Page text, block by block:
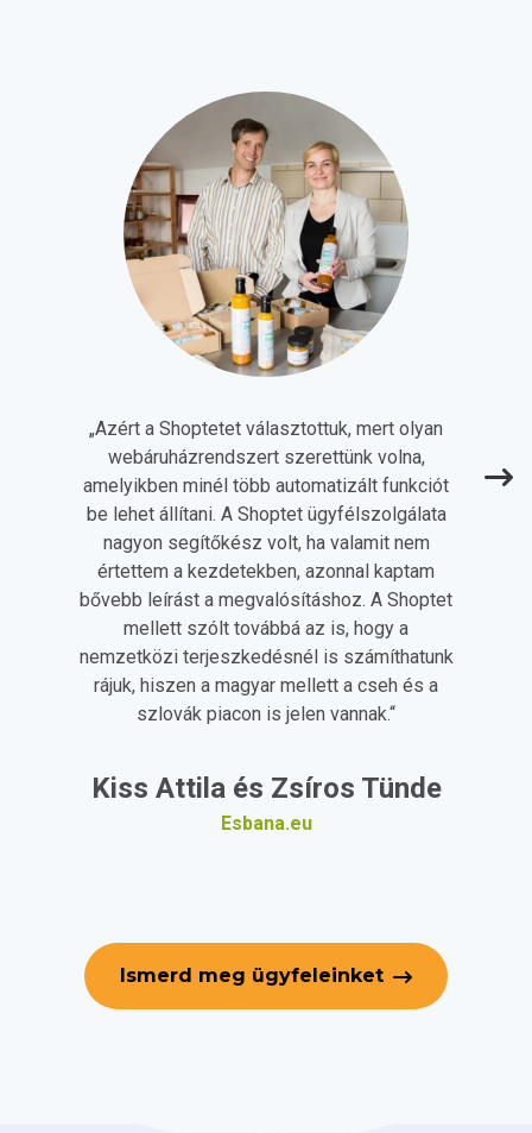
„Azért a Shoptetet választottuk, mert olyan
webáruházrendszert szerettünk volna,
amelyikben minél több automatizált funkciót
be lehet állítani. A Shoptet ügyfélszolgálata
nagyon segítőkész volt, ha valamit nem
értettem a kezdetekben, azonnal kaptam
bővebb leírást a megvalósításhoz. A Shoptet
mellett szólt továbbá az is, hogy a
nemzetközi terjeszkedésnél is számíthatunk
rájuk, hiszen a magyar mellett a cseh és a
szlovák piacon is jelen vannak.“
Kiss Attila és Zsíros Tünde
Esbana.eu
Ismerd meg ügyfeleinket